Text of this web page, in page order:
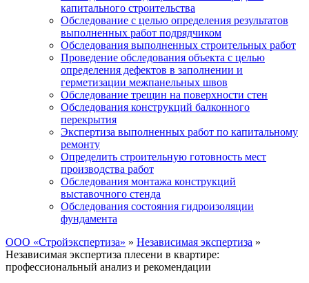
капитального строительства
Обследование с целью определения результатов
выполненных работ подрядчиком
Обследования выполненных строительных работ
Проведение обследования объекта с целью
определения дефектов в заполнении и
герметизации межпанельных швов
Обследование трещин на поверхности стен
Обследования конструкций балконного
перекрытия
Экспертиза выполненных работ по капитальному
ремонту
Определить строительную готовность мест
производства работ
Обследования монтажа конструкций
выставочного стенда
Обследования состояния гидроизоляции
фундамента
ООО «Стройэкспертиза» » Независимая экспертиза »
Независимая экспертиза плесени в квартире:
профессиональный анализ и рекомендации